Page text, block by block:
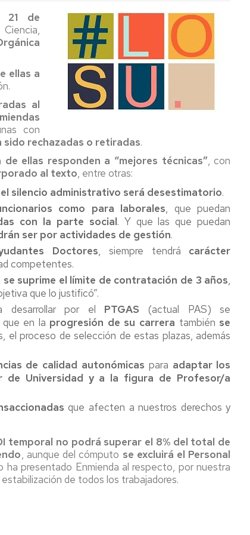
Grupo
condiciones
de
trabajo
salario
II
Acuerdo
Marco
empleados
públicos
2025-
2028
Revista:
Voz
Sindical
Jubilaciones
Guía
y
jurídica
para
mayores
La
Jubilación
en
el
2021
Laboral
Reestructuración
Departamental
la
Universidad
Pública
UGT
PDI
LABORAL
del
convenio
de
PAS
Laboral
año
de
casi
avanzar
II
PTGAS
Laboral
Primera
reunión
trabajo
Convenio
PAS
la
negociación
del
Jubilación
UZ
21 de
ellas a
al
con
sido rechazadas o retiradas.
de ellas responden a “mejores técnicas”, con
al texto, entre otras:
silencio administrativo será desestimatorio.
como para laborales, que puedan
con la parte social. Y que las que puedan
ser por actividades de gestión.
Doctores, siempre tendrá carácter
competentes.
se suprime el límite de contratación de 3 años,
que lo justificó”.
desarrollar por el PTGAS (actual PAS) se
que en la progresión de su carrera también se
el proceso de selección de estas plazas, además
de calidad autonómicas para adaptar los
Universidad y a la figura de Profesor/a
que afecten a nuestros derechos y
temporal no podrá superar el 8% del total de
, aunque del cómputo se excluirá el Personal
ha presentado Enmienda al respecto, por nuestra
de todos los trabajadores.